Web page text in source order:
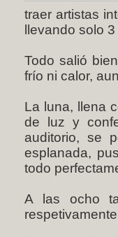
traer artistas
llevando solo
Todo salió
frío ni calor,
La luna, llena
de luz y
auditorio, se
esplanada,
todo
A las ocho